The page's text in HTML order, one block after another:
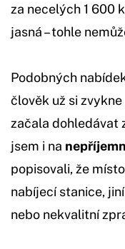
za necelých 1 600
jasná – tohle
Podobných
člověk už si
začala dohledávat
jsem i na
popisovali, že
nabíjecí stanice,
nebo nekvalitní